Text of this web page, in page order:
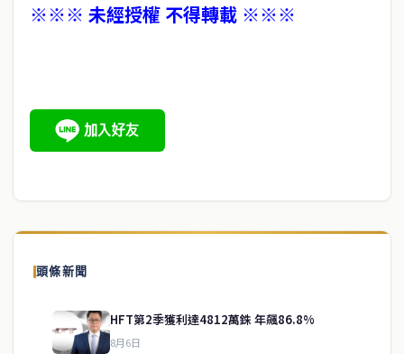
※※※ 未經授權 不得轉載 ※※※
頭條新聞
HFT第2季獲利達4812萬銖 年飆86.8%
8月6日